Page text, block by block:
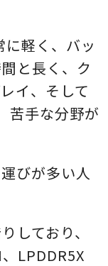
軽く、バッ
と長く、ク
イ、そして
苦手な分野が
びが多い人
しており、
LPDDR5X